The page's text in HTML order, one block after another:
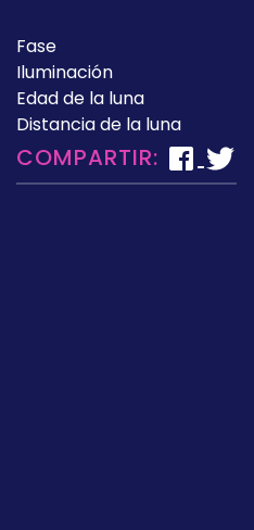
Fase
Iluminación
Edad de la luna
Distancia de la luna
COMPARTIR: